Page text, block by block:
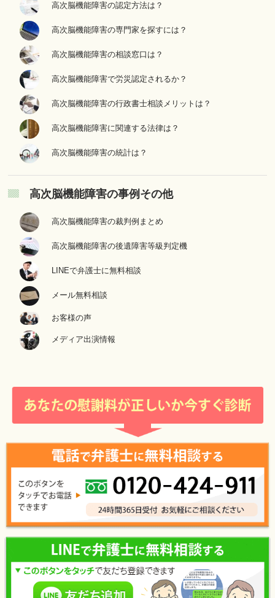
高次脳機能障害の認定方法は？
高次脳機能障害の専門家を探すには？
高次脳機能障害の相談窓口は？
高次脳機能障害で労災認定されるか？
高次脳機能障害の行政書士相談メリットは？
高次脳機能障害に関連する法律は？
高次脳機能障害の統計は？
高次脳機能障害の事例その他
高次脳機能障害の裁判例まとめ
高次脳機能障害の後遺障害等級判定機
LINEで弁護士に無料相談
メール無料相談
お客様の声
メディア出演情報